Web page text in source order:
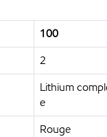
100
2
Lithium
e
Rouge